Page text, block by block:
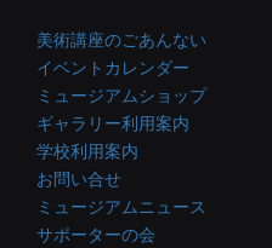
美術講座のごあんない
イベントカレンダー
ミュージアムショップ
ギャラリー利用案内
学校利用案内
お問い合せ
ミュージアムニュース
サポーターの会